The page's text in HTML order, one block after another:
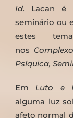
Id. Lacan é
seminário ou
estes
nos
Psíquica,
Em Luto e
alguma luz
afeto normal